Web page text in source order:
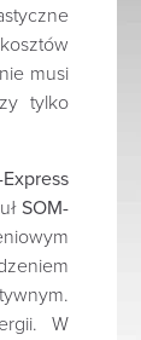
musi
tylko
SOM-
W